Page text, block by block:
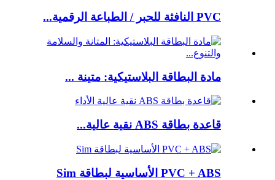
PVC النافثة للحبر / الطباعة الرقمية...
مادة البطاقة البلاستيكية: متينة ...
قاعدة بطاقة ABS نقية عالية...
PVC + ABS الأساسية لبطاقة Sim